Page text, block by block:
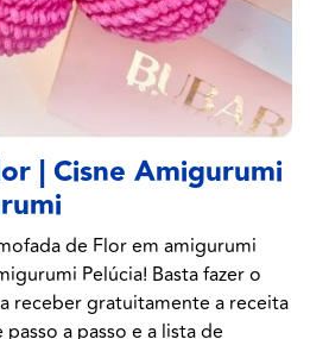
| Cisne Amigurumi
de Flor em amigurumi
Pelúcia! Basta fazer o
receber gratuitamente a receita
a passo e a lista de